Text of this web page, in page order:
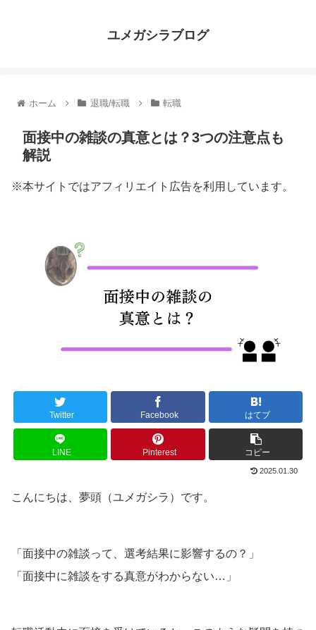
ユメガシラブログ
ホーム 退職/転職 転職
面接中の雑談の真意とは？3つの注意点も
解説
※本サイトではアフィリエイト広告を利用しています。
Twitter Facebook はてブ
LINE Pinterest コピー
2025.01.30
こんにちは、夢頭（ユメガシラ）です。
「面接中の雑談って、選考結果に影響するの？」
「面接中に雑談をする真意がわからない…」